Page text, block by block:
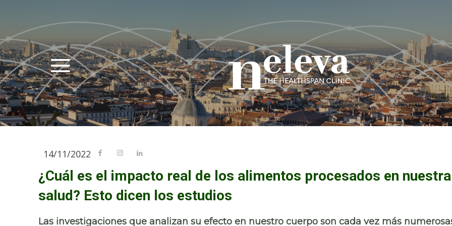
14/11/2022
¿Cuál es el impacto real de los alimentos procesados en nuestra
salud? Esto dicen los estudios
Las investigaciones que analizan su efecto en nuestro cuerpo son cada vez más